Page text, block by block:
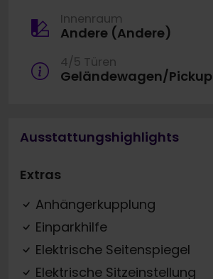
Innenraum
Andere (Andere)
4/5 Türen
Geländewagen/Pickup
Ausstattungshighlights
Extras
Anhängerkupplung
Einparkhilfe
Elektrische Seitenspiegel
Elektrische Sitzeinstellung